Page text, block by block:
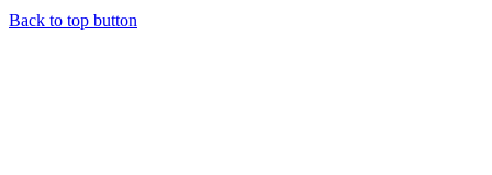
Back to top button